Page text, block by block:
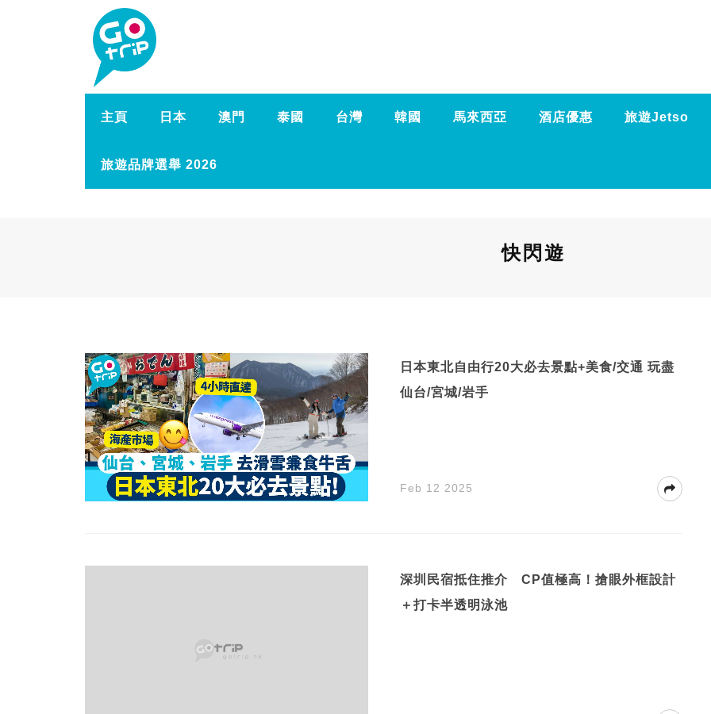
主頁 日本 澳門 泰國 台灣 韓國 馬來西亞 酒店優惠 旅遊Jetso
旅遊品牌選舉 2026
快閃遊
日本東北自由行20大必去景點+美食/交通 玩盡
仙台/宮城/岩手
Feb 12 2025
深圳民宿抵住推介 CP值極高！搶眼外框設計
＋打卡半透明泳池